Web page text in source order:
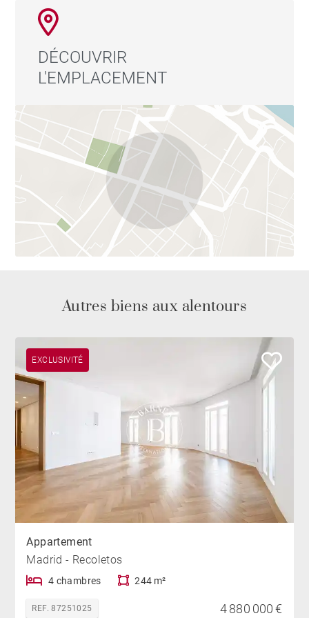
DÉCOUVRIR
L'EMPLACEMENT
Autres biens aux alentours
EXCLUSIVITÉ
Appartement
Madrid - Recoletos
4 chambres 244 m²
REF. 87251025 4 880 000 €